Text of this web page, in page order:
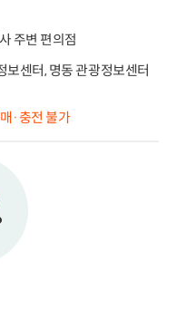
주변 편의점
센터, 명동 관광정보센터
·충전 불가